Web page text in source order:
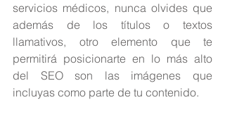
servicios médicos, nunca olvides que
además de los títulos o textos
llamativos, otro elemento que te
permitirá posicionarte en lo más alto
del SEO son las imágenes que
incluyas como parte de tu contenido.